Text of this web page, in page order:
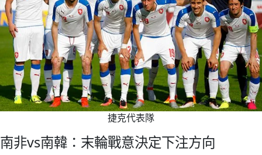
捷克代表隊
南非vs南韓：末輪戰意決定下注方向